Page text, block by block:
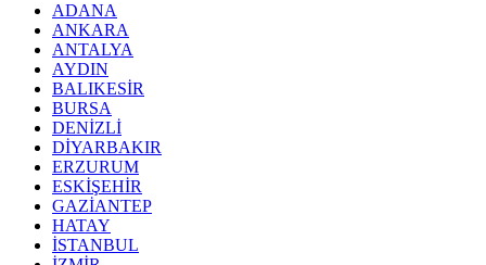
ADANA
ANKARA
ANTALYA
AYDIN
BALIKESİR
BURSA
DENİZLİ
DİYARBAKIR
ERZURUM
ESKİŞEHİR
GAZİANTEP
HATAY
İSTANBUL